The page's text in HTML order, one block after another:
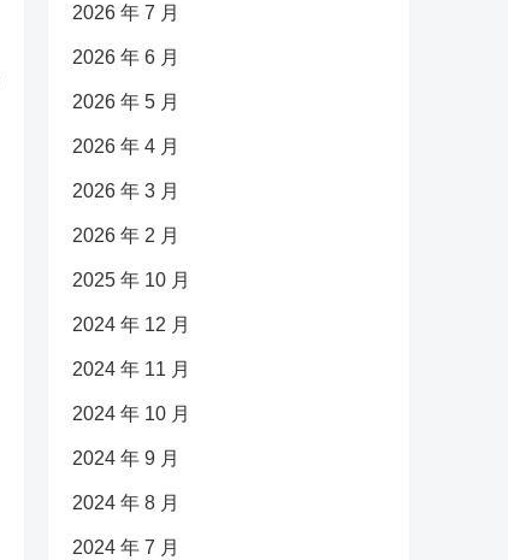
2026 年 7 月
2026 年 6 月
2026 年 5 月
2026 年 4 月
2026 年 3 月
2026 年 2 月
2025 年 10 月
2024 年 12 月
2024 年 11 月
2024 年 10 月
2024 年 9 月
2024 年 8 月
2024 年 7 月